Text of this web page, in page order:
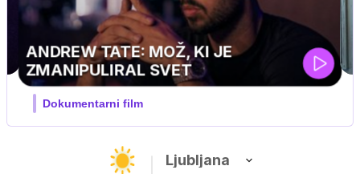
MOJ PRIJATELJ PINGVIN
Film meseca / družinski, pustolovski
Ljubljana